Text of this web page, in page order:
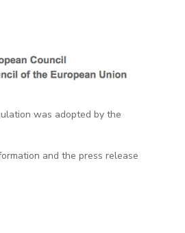
was adopted by the
and the press release